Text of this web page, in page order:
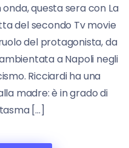
questa sera con La
del secondo Tv movie
del protagonista, da
a Napoli negli
Ricciardi ha una
madre: è in grado di
[…]